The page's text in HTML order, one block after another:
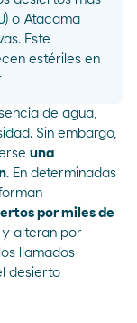
) o Atacama
Este
estériles en
de agua,
Sin embargo,
una
. En determinadas
por miles de
alteran por
llamados
desierto